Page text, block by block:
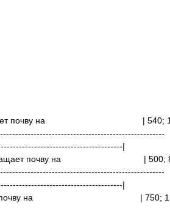
истощает почву на
|
|
обогащает почву на
|
|
почву на
|